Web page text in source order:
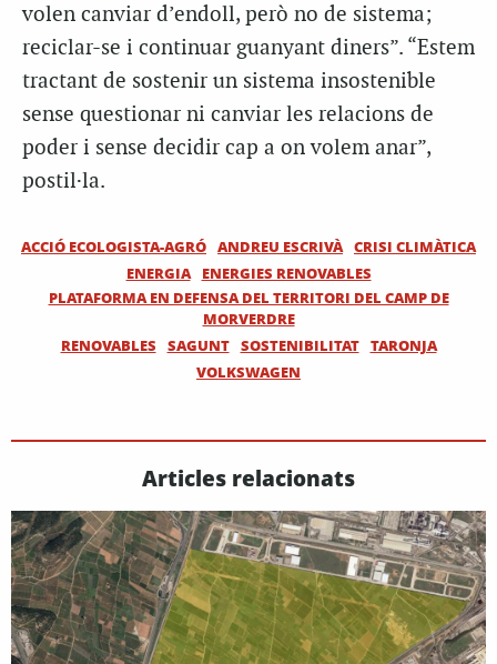
volen canviar d’endoll, però no de sistema;
reciclar-se i continuar guanyant diners”. “Estem
tractant de sostenir un sistema insostenible
sense questionar ni canviar les relacions de
poder i sense decidir cap a on volem anar”,
postil·la.
ACCIÓ ECOLOGISTA-AGRÓ ANDREU ESCRIVÀ CRISI CLIMÀTICA
ENERGIA
ENERGIES RENOVABLES
PLATAFORMA EN DEFENSA DEL TERRITORI DEL CAMP DE
MORVERDRE
RENOVABLES
SAGUNT SOSTENIBILITAT TARONJA
VOLKSWAGEN
Articles relacionats